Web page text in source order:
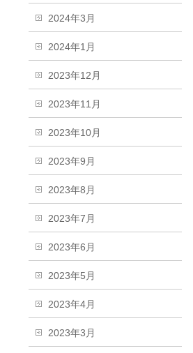
2024年3月
2024年1月
2023年12月
2023年11月
2023年10月
2023年9月
2023年8月
2023年7月
2023年6月
2023年5月
2023年4月
2023年3月